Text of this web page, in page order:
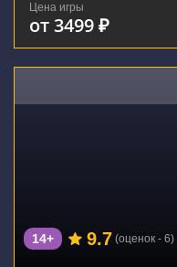
Цена игры
от 3499 ₽
14+ 9.7 (оценок - 6)